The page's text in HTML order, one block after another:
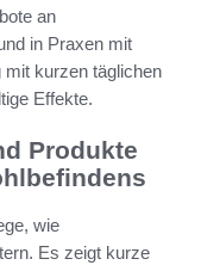
an
in Praxen mit
mit kurzen täglichen
Effekte.
Produkte
wie
Es zeigt kurze